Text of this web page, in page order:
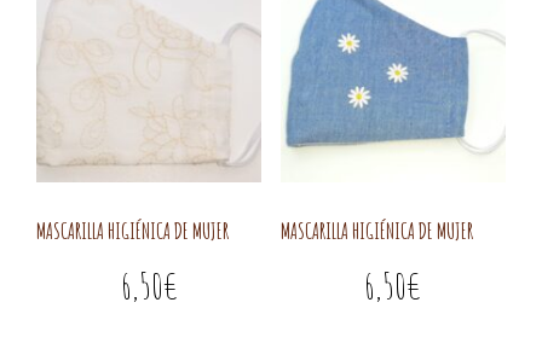
MASCARILLA HIGIÉNICA DE MUJER
6,50€
MASCARILLA HIGIÉNICA DE MUJER
6,50€